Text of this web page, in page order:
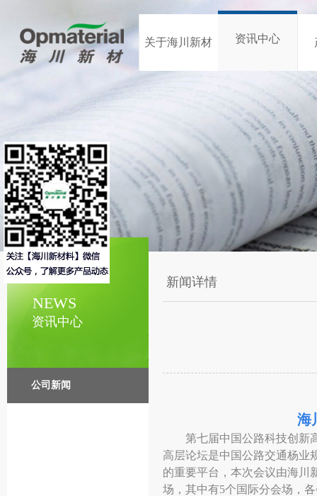
关于海川新材 资讯中心
资讯中心
NEWS
公司新闻
新闻详情
海
第七届中国公路科技创新
高层论坛是中国公路交通杨业
的重要平台，本次会议由海川
场，其中有5个国际分会场，